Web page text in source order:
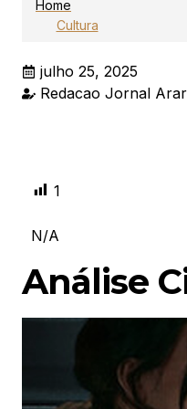
Home
Cultura
julho 25, 2025
Redacao Jornal
1
N/A
Análise